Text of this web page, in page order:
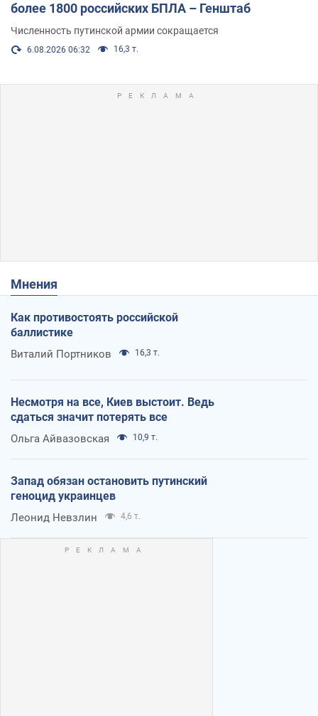
более 1800 российских БПЛА – Генштаб
Численность путинской армии сокращается
6.08.2026 06:32 16,3 т.
Мнения
Как противостоять российской
баллистике
Виталий Портников 16,3 т.
Несмотря на все, Киев выстоит. Ведь
сдаться значит потерять все
Ольга Айвазовская 10,9 т.
Запад обязан остановить путинский
геноцид украинцев
Леонид Невзлин 4,6 т.